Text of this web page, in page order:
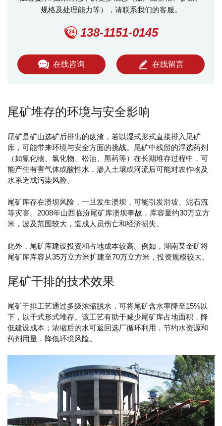
规格及处理能力等），请联系我们的客服。
138-1151-0145
在线咨询 在线留言
尾矿堆存的环境与安全影响
尾矿是矿山选矿后排出的废渣，若以湿式形式直接排入尾矿
库，可能带来环境与安全方面的挑战。尾矿中残留的浮选药剂
（如氰化物、氯化物、松油、黑药等）在长期堆存过程中，可
能产生有害气体或酸性水，渗入土壤或河流后可能对农作物及
水系造成污染风险。
尾矿库存在溃坝风险，一旦发生溃坝，可能引发滑坡、泥石流
等灾害。2008年山西临汾尾矿库溃坝事故，库容量约30万立方
米，波及范围较大，造成人员伤亡和经济损失。
此外，尾矿库建设投资和占地成本较高。例如，湖南某金矿将
尾矿库库容从35万立方米扩建至70万立方米，投资规模较大。
尾矿干排的技术效果
尾矿干排工艺通过多级浓缩脱水，可将尾矿含水率降至15%以
下，以干式形式堆存。该工艺有助于减少尾矿库占地面积，降
低建设成本；浓缩后的水可返回选厂循环利用，节约水资源和
药剂用量，降低环境风险。